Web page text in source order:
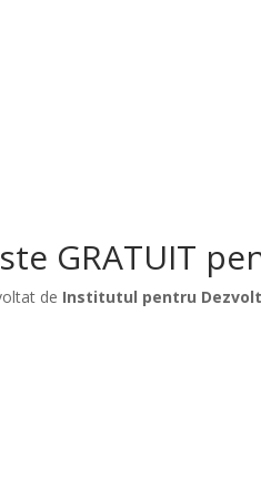
GRATUIT
de Institutul pentru